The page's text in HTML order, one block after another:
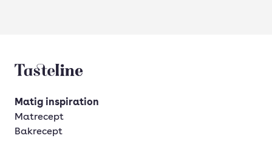
Tasteline startsida
Matig inspiration
Matrecept
Bakrecept